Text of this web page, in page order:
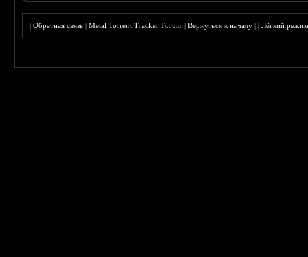
|Обратная связь |Metal Torrent Tracker Forum |Вернуться к началу ||Лёгкий